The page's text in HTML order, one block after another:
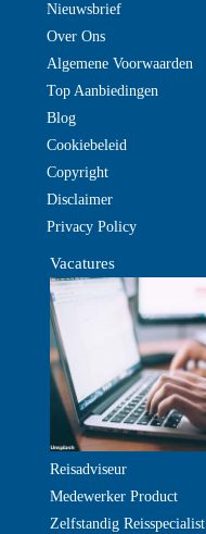
Nieuwsbrief
Over Ons
Algemene Voorwaarden
Top Aanbiedingen
Blog
Cookiebeleid
Copyright
Disclaimer
Privacy Policy
Vacatures
Reisadviseur
Medewerker Product
Zelfstandig Reisspecialist